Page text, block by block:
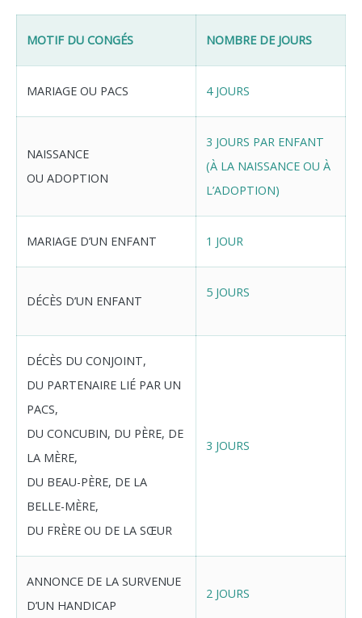
MOTIF DU CONGÉS NOMBRE DE JOURS
MARIAGE OU PACS 4 JOURS
NAISSANCE
OU ADOPTION
3 JOURS PAR ENFANT
(À LA NAISSANCE OU À
L’ADOPTION)
MARIAGE D’UN ENFANT 1 JOUR
DÉCÈS D’UN ENFANT
5 JOURS
DÉCÈS DU CONJOINT,
DU PARTENAIRE LIÉ PAR UN
PACS,
DU CONCUBIN, DU PÈRE, DE
LA MÈRE,
DU BEAU-PÈRE, DE LA
BELLE-MÈRE,
DU FRÈRE OU DE LA SŒUR
3 JOURS
ANNONCE DE LA SURVENUE
D’UN HANDICAP
2 JOURS